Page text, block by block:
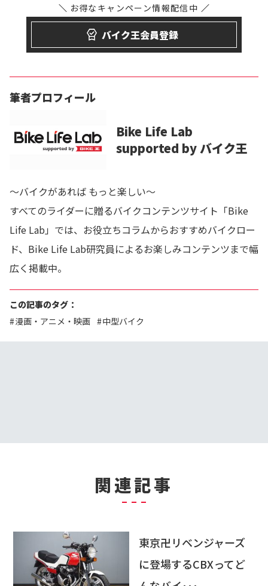
バイク王会員登録
お得なキャンペーン情報配信中
筆者プロフィール
Bike Life Lab
supported by バイク王
～バイクがあれば もっと楽しい～
すべてのライダーに贈るバイクコンテンツサイト「Bike
Life Lab」では、お役立ちコラムからおすすめバイクロー
ド、Bike Life Lab研究員によるお楽しみコンテンツまで幅
広く掲載中。
この記事のタグ：
漫画・アニメ・映画
中型バイク
関連記事
東京卍リベンジャーズ
に登場するCBXってど